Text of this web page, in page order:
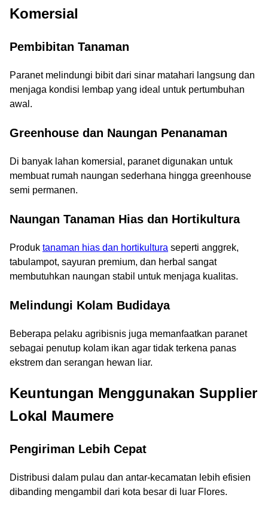
Komersial
Pembibitan Tanaman
Paranet melindungi bibit dari sinar matahari langsung dan
menjaga kondisi lembap yang ideal untuk pertumbuhan
awal.
Greenhouse dan Naungan Penanaman
Di banyak lahan komersial, paranet digunakan untuk
membuat rumah naungan sederhana hingga greenhouse
semi permanen.
Naungan Tanaman Hias dan Hortikultura
Produk tanaman hias dan hortikultura seperti anggrek,
tabulampot, sayuran premium, dan herbal sangat
membutuhkan naungan stabil untuk menjaga kualitas.
Melindungi Kolam Budidaya
Beberapa pelaku agribisnis juga memanfaatkan paranet
sebagai penutup kolam ikan agar tidak terkena panas
ekstrem dan serangan hewan liar.
Keuntungan Menggunakan Supplier
Lokal Maumere
Pengiriman Lebih Cepat
Distribusi dalam pulau dan antar-kecamatan lebih efisien
dibanding mengambil dari kota besar di luar Flores.